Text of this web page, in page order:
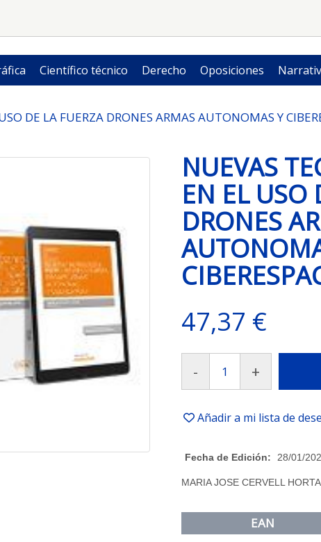
Científico técnico Derecho Oposiciones
DE LA FUERZA DRONES ARMAS AUTONOMAS Y
NUEVAS
EN EL USO
DRONES
47,37 €
- +
Añadir a mi lista de
Fecha de Edición: 28/01/
MARIA JOSE CERVELL
EAN